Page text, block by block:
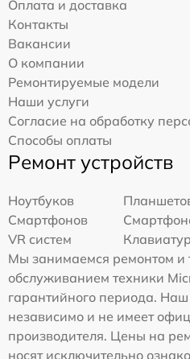
Оплата и доставка
Контакты
Вакансии
О компании
Ремонтируемые модели
Наши услуги
Согласие на обработку
Способы оплаты
Ремонт устройств
Ноутбуков
Смартфонов
VR систем
Клавиатур
Мы занимаемся ремонтом и
обслуживанием техники
гарантийного периода.
независимо и не имеет
производителя. Цены на
носят исключительно